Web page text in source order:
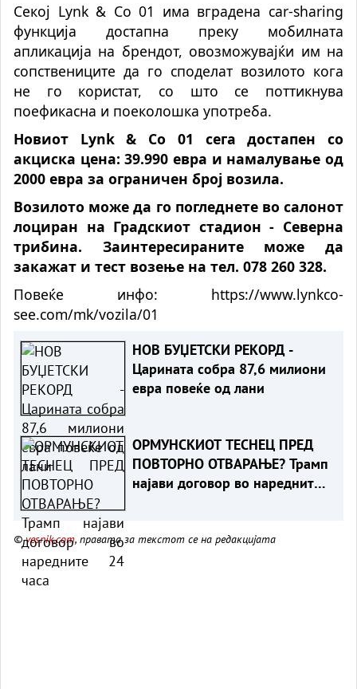
Секој Lynk & Co 01 има вградена car-sharing
функција достапна преку мобилната
апликација на брендот, овозможувајќи им на
сопствениците да го споделат возилото кога
не го користат, со што се поттикнува
поефикасна и поеколошка употреба.
Новиот Lynk & Co 01 сега достапен со
акциска цена: 39.990 евра и намалување од
2000 евра за ограничен број возила.
Возилото може да го погледнете во салонот
лоциран на Градскиот стадион - Северна
трибина. Заинтересираните може да
закажат и тест возење на тел. 078 260 328.
Повеќе инфо: https://www.lynkco-
see.com/mk/vozila/01
НОВ БУЏЕТСКИ РЕКОРД -
Царината собра 87,6 милиони
евра повеќе од лани
ОРМУНСКИОТ ТЕСНЕЦ ПРЕД
ПОВТОРНО ОТВАРАЊЕ? Трамп
најави договор во наредните
©vesnik.com, правата за текстот се на редакцијата